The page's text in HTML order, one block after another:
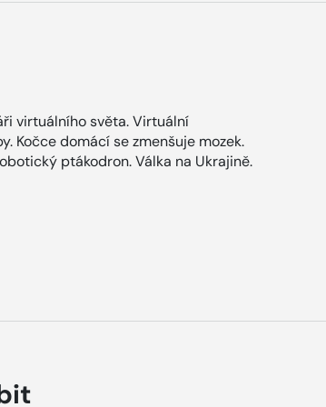
virtuálního světa. Virtuální
Kočce domácí se zmenšuje mozek.
ptákodron. Válka na Ukrajině.